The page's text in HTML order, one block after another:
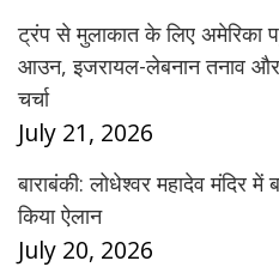
ट्रंप से मुलाकात के लिए अमेरिका
आउन, इजरायल-लेबनान तनाव और
चर्चा
July 21, 2026
बाराबंकी: लोधेश्वर महादेव मंदिर में
किया ऐलान
July 20, 2026